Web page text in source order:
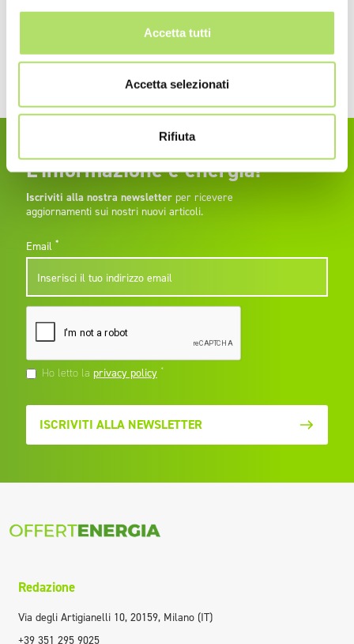
Accetta tutti
Accetta selezionati
Rifiuta
Articolo precedente
Comparatore bollette luce
L’informazione è energia!
Iscriviti alla nostra newsletterper ricevere
aggiornamenti sui nostri nuovi articoli.
Email *
Ho letto la privacy policy *
ISCRIVITI ALLA NEWSLETTER
Redazione
Via degli Artigianelli 10, 20159, Milano (IT)
+39 351 295 9025